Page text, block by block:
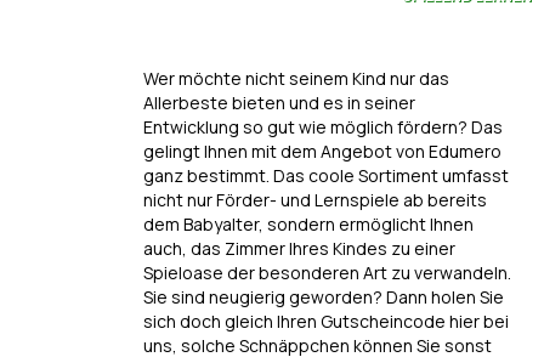
Wer möchte nicht seinem Kind nur das
Allerbeste bieten und es in seiner
Entwicklung so gut wie möglich fördern? Das
gelingt Ihnen mit dem Angebot von Edumero
ganz bestimmt. Das coole Sortiment umfasst
nicht nur Förder- und Lernspiele ab bereits
dem Babyalter, sondern ermöglicht Ihnen
auch, das Zimmer Ihres Kindes zu einer
Spieloase der besonderen Art zu verwandeln.
Sie sind neugierig geworden? Dann holen Sie
sich doch gleich Ihren Gutscheincode hier bei
uns, solche Schnäppchen können Sie sonst